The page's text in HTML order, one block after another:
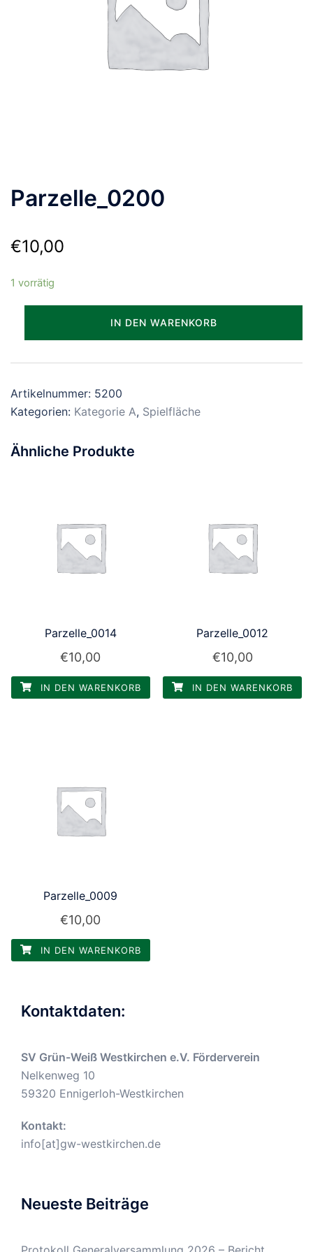
Parzelle_0200
€10,00
1 vorrätig
IN DEN WARENKORB
Artikelnummer: 5200
Kategorien: Kategorie A, Spielfläche
Ähnliche Produkte
Parzelle_0014
€10,00
IN DEN WARENKORB
Parzelle_0012
€10,00
IN DEN WARENKORB
Parzelle_0009
€10,00
IN DEN WARENKORB
Kontaktdaten:
SV Grün-Weiß Westkirchen e.V. Förderverein
Nelkenweg 10
59320 Ennigerloh-Westkirchen
Kontakt:
info[at]gw-westkirchen.de
Neueste Beiträge